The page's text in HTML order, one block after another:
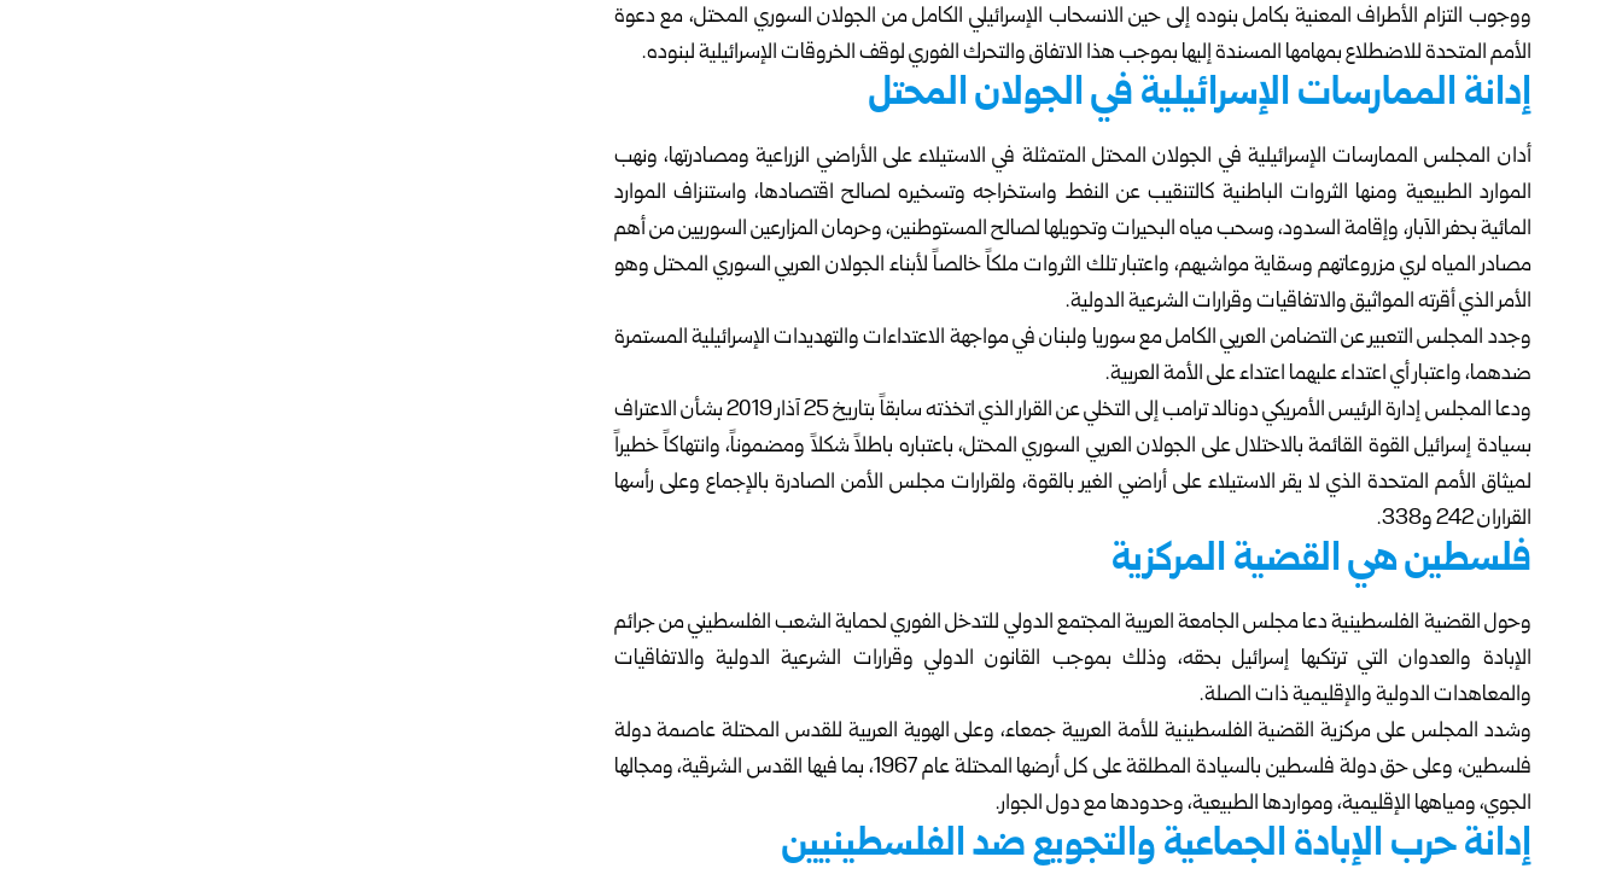
ووجوب التزام الأطراف المعنية بكامل بنوده إلى حين الانسحاب الإسرائيلي الكامل من الجولان السوري المحتل، مع دعوة
الأمم المتحدة للاضطلاع بمهامها المسندة إليها بموجب هذا الاتفاق والتحرك الفوري لوقف الخروقات الإسرائيلية لبنوده.
إدانة الممارسات الإسرائيلية في الجولان المحتل
أدان المجلس الممارسات الإسرائيلية في الجولان المحتل المتمثلة في الاستيلاء على الأراضي الزراعية ومصادرتها، ونهب
الموارد الطبيعية ومنها الثروات الباطنية كالتنقيب عن النفط واستخراجه وتسخيره لصالح اقتصادها، واستنزاف الموارد
المائية بحفر الآبار، وإقامة السدود، وسحب مياه البحيرات وتحويلها لصالح المستوطنين، وحرمان المزارعين السوريين من أهم
مصادر المياه لري مزروعاتهم وسقاية مواشيهم، واعتبار تلك الثروات ملكاً خالصاً لأبناء الجولان العربي السوري المحتل وهو
الأمر الذي أقرته المواثيق والاتفاقيات وقرارات الشرعية الدولية.
وجدد المجلس التعبير عن التضامن العربي الكامل مع سوريا ولبنان في مواجهة الاعتداءات والتهديدات الإسرائيلية المستمرة
ضدهما، واعتبار أي اعتداء عليهما اعتداء على الأمة العربية.
ودعا المجلس إدارة الرئيس الأمريكي دونالد ترامب إلى التخلي عن القرار الذي اتخذته سابقاً بتاريخ 25 آذار 2019 بشأن الاعتراف
بسيادة إسرائيل القوة القائمة بالاحتلال على الجولان العربي السوري المحتل، باعتباره باطلاً شكلاً ومضموناً، وانتهاكاً خطيراً
لميثاق الأمم المتحدة الذي لا يقر الاستيلاء على أراضي الغير بالقوة، ولقرارات مجلس الأمن الصادرة بالإجماع وعلى رأسها
القراران 242 و338.
فلسطين هي القضية المركزية
وحول القضية الفلسطينية دعا مجلس الجامعة العربية المجتمع الدولي للتدخل الفوري لحماية الشعب الفلسطيني من جرائم
الإبادة والعدوان التي ترتكبها إسرائيل بحقه، وذلك بموجب القانون الدولي وقرارات الشرعية الدولية والاتفاقيات
والمعاهدات الدولية والإقليمية ذات الصلة.
وشدد المجلس على مركزية القضية الفلسطينية للأمة العربية جمعاء، وعلى الهوية العربية للقدس المحتلة عاصمة دولة
فلسطين، وعلى حق دولة فلسطين بالسيادة المطلقة على كل أرضها المحتلة عام 1967، بما فيها القدس الشرقية، ومجالها
الجوي، ومياهها الإقليمية، ومواردها الطبيعية، وحدودها مع دول الجوار.
إدانة حرب الإبادة الجماعية والتجويع ضد الفلسطينيين